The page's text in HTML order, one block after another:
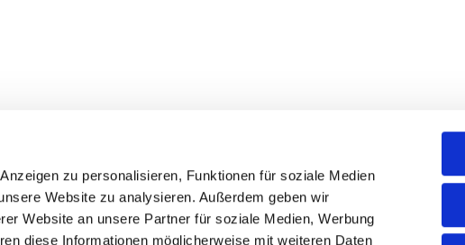
zu personalisieren, Funktionen für soziale Medien
Website zu analysieren. Außerdem geben wir
Website an unsere Partner für soziale Medien, Werbung
diese Informationen möglicherweise mit weiteren Daten
Pfarrei St. Matthias Schöneberg • Röblingstr. 91, 12105 Berlin